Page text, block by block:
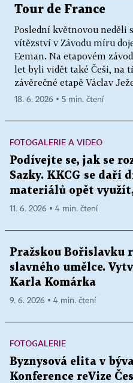
Tour de France
Poslední květnovou neděli
vítězství v Závodu míru
Eeman. Na etapovém
let byli vidět také Češi, na
závěrečné etapě Václav
18. 6. 2026 ▪ 5 min. čtení
FOTOGALERIE A VIDEO
Podívejte se, jak se
Sazky. KKCG se daří
materiálů opět
11. 6. 2026 ▪ 4 min. čtení
Pražskou Bořislavku
slavného umělce.
Karla Komárka
9. 6. 2026 ▪ 4 min. čtení
FOTOGALERIE
Byznysová elita v
Konference reVize